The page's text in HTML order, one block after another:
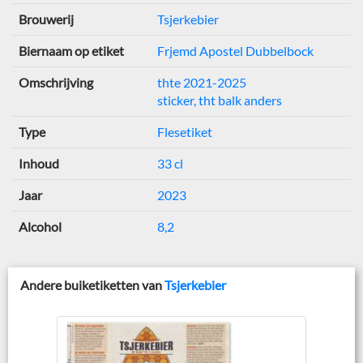
Brouwerij Tsjerkebier
Biernaam op etiket Frjemd Apostel Dubbelbock
Omschrijving
thte 2021-2025
sticker, tht balk anders
Type Flesetiket
Inhoud 33 cl
Jaar 2023
Alcohol 8,2
Andere buiketiketten vanTsjerkebier